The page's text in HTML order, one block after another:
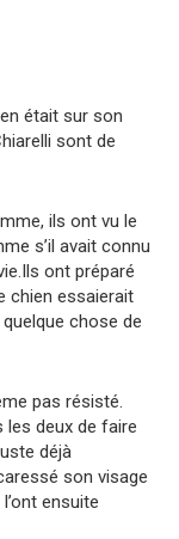
était sur son
sont de
ils ont vu le
s’il avait connu
ont préparé
chien essaierait
chose de
pas résisté.
les deux de faire
déjà
son visage
ensuite